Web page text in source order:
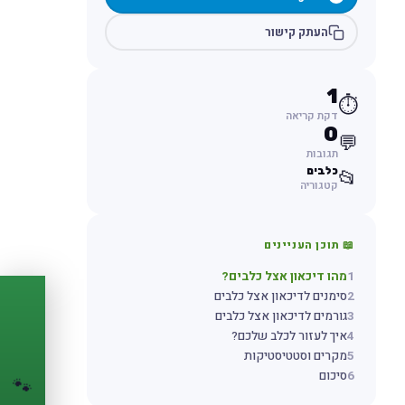
העתק קישור
⏱️
1
דקת קריאה
💬
0
תגובות
📂כלבים
קטגוריה
📖 תוכן העניינים
1מהו דיכאון אצל כלבים?
2סימנים לדיכאון אצל כלבים
3גורמים לדיכאון אצל כלבים
4איך לעזור לכלב שלכם?
5מקרים וסטטיסטיקות
6סיכום 🐾
🐾